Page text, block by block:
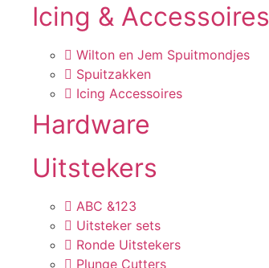
Icing & Accessoires
Wilton en Jem Spuitmondjes
Spuitzakken
Icing Accessoires
Hardware
Uitstekers
ABC &123
Uitsteker sets
Ronde Uitstekers
Plunge Cutters